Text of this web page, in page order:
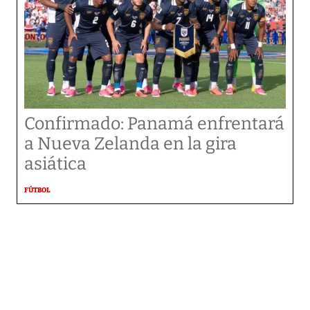
Confirmado: Panamá enfrentará
a Nueva Zelanda en la gira
asiática
FÚTBOL